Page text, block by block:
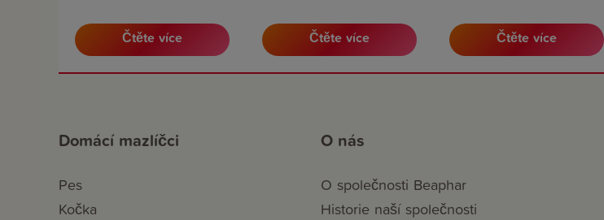
Čtěte více
omega 3 a 6 mastné
kyseliny. Tyto mastné
kyseliny přispívají k lesklé
Čtěte více
pro psy všech věkových
kategorií. Ideální jako
odměna při výcviku či jako
Čtěte více
Domácí mazlíčci
Pes
Kočka
O nás
O společnosti Beaphar
Historie naší společnosti